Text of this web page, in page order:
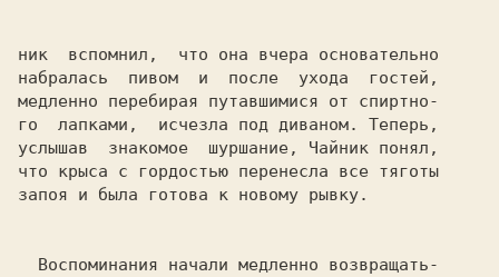
ник  вспомнил,  что она вчера основательно
набралась  пивом  и  после  ухода  гостей,
медленно перебирая путавшимися от спиртно-
го  лапками,  исчезла под диваном. Теперь,
услышав  знакомое  шуршание, Чайник понял,
что крыса с гордостью перенесла все тяготы
запоя и была готова к новому рывку.